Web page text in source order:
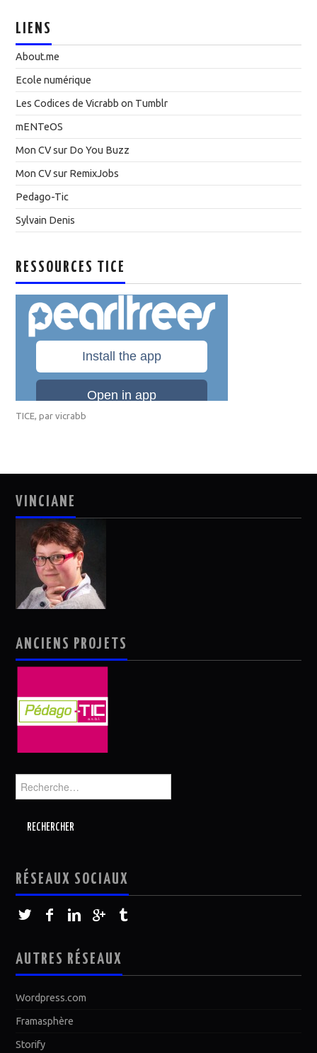
LIENS
About.me
Ecole numérique
Les Codices de Vicrabb on Tumblr
mENTeOS
Mon CV sur Do You Buzz
Mon CV sur RemixJobs
Pedago-Tic
Sylvain Denis
RESSOURCES TICE
TICE, parvicrabb
VINCIANE
ANCIENS PROJETS
Rechercher :
RÉSEAUX SOCIAUX
AUTRES RÉSEAUX
Wordpress.com
Framasphère
Storify